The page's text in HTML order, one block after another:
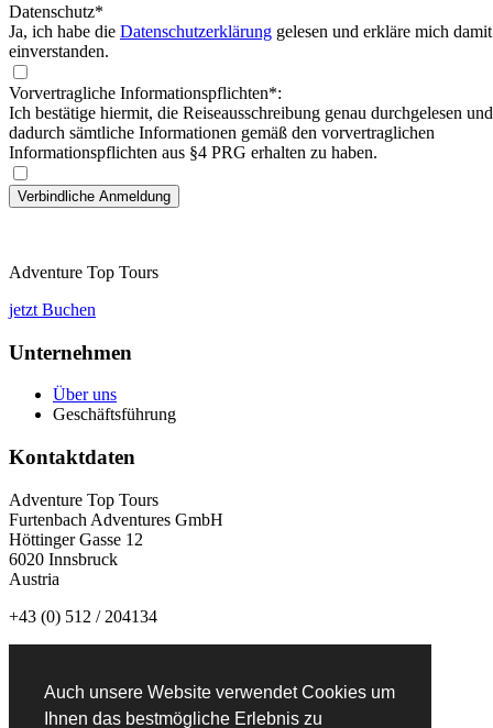
Auch unsere Website verwendet Cookies um
Ihnen das bestmögliche Erlebnis zu
Datenschutz*
Ja, ich habe die Datenschutzerklärung gelesen und erkläre mich damit
einverstanden.
Vorvertragliche Informationspflichten*:
Ich bestätige hiermit, die Reiseausschreibung genau durchgelesen und
dadurch sämtliche Informationen gemäß den vorvertraglichen
Informationspflichten aus §4 PRG erhalten zu haben.
Adventure Top Tours
jetzt Buchen
Unternehmen
Über uns
Geschäftsführung
Kontaktdaten
Adventure Top Tours
Furtenbach Adventures GmbH
Höttinger Gasse 12
6020 Innsbruck
Austria
+43 (0) 512 / 204134
Newsletteranmeldung: